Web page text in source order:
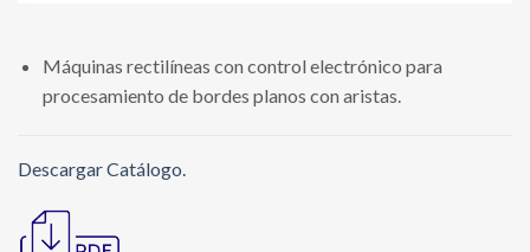
Máquinas rectilíneas con control electrónico para
procesamiento de bordes planos con aristas.
Descargar Catálogo.